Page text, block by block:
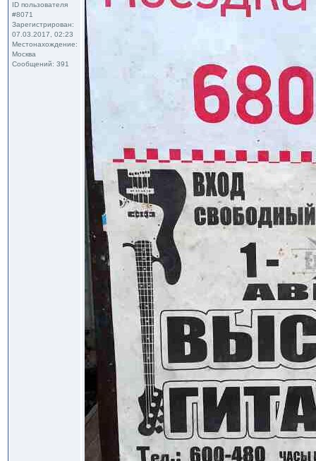
ID пользователя
#8071
Зарегистрирован:
07.03.2017, 02:23
Местонахождение:
Москва
Сообщений: 391